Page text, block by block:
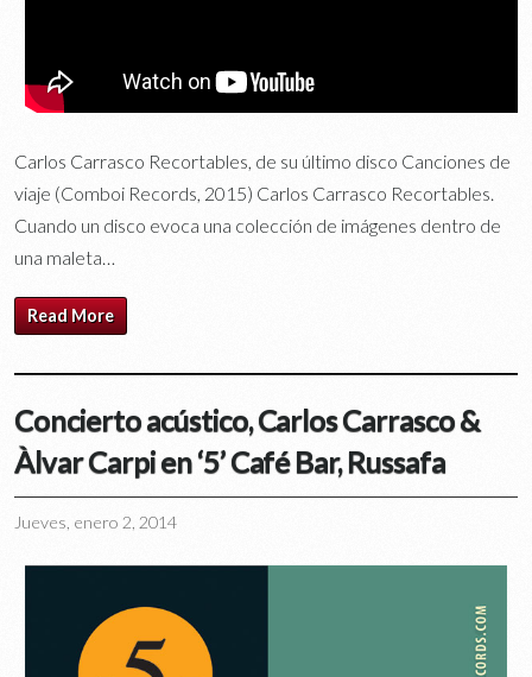
Carlos Carrasco Recortables, de su último disco Canciones de
viaje (Comboi Records, 2015) Carlos Carrasco Recortables.
Cuando un disco evoca una colección de imágenes dentro de
una maleta…
Read More
Concierto acústico, Carlos Carrasco &
Àlvar Carpi en ‘5’ Café Bar, Russafa
Jueves, enero 2, 2014